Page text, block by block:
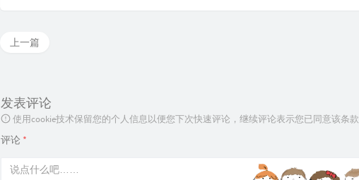
上一篇
发表评论
使用cookie技术保留您的个人信息以便您下次快速评论，继续评论表示您已同意该条款
评论 *